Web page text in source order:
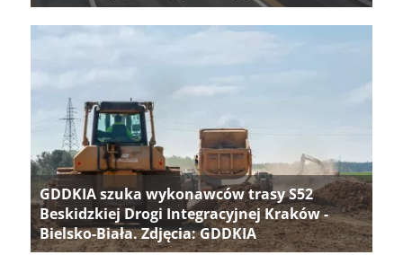
GDDKIA szuka wykonawców trasy S52
Beskidzkiej Drogi Integracyjnej Kraków -
Bielsko-Biała. Zdjęcia: GDDKIA